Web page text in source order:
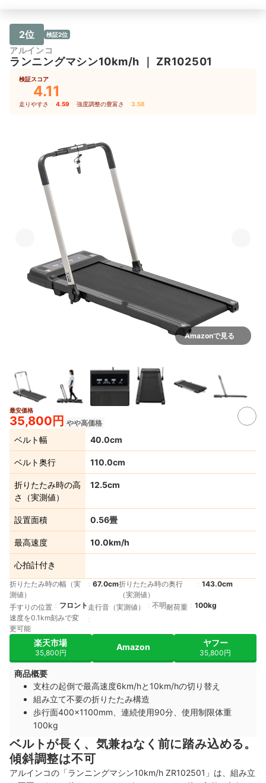
2位 検証2位
アルインコ
ランニングマシン10km/h ｜ ZR102501
検証スコア
4.11
走りやすさ 4.59 強度調整の豊富さ 3.58
Amazonで見る
最安価格
35,800円 やや高価格
ベルト幅 40.0cm
ベルト奥行 110.0cm
折りたたみ時の高
さ（実測値）
12.5cm
設置面積 0.56畳
最高速度 10.0km/h
心拍計付き
折りたたみ時の幅（実
測値）
67.0cm折りたたみ時の奥行
（実測値）
143.0cm
手すりの位置 フロント 走行音（実測値） 不明耐荷重
100kg
速度を0.1km刻みで変
更可能
楽天市場
35,800円
Amazon ヤフー
35,800円
商品概要
支柱の起倒で最高速度6km/hと10km/hの切り替え
組み立て不要の折りたたみ構造
歩行面400×1100mm、連続使用90分、使用制限体重
100kg
ベルトが長く、気兼ねなく前に踏み込める。
傾斜調整は不可
アルインコの「ランニングマシン10km/h ZR102501」は、組み立